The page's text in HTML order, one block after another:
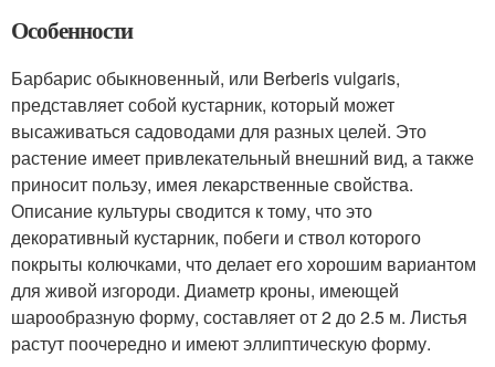
Особенности
Барбарис обыкновенный, или Berberis vulgaris,
представляет собой кустарник, который может
высаживаться садоводами для разных целей. Это
растение имеет привлекательный внешний вид, а также
приносит пользу, имея лекарственные свойства.
Описание культуры сводится к тому, что это
декоративный кустарник, побеги и ствол которого
покрыты колючками, что делает его хорошим вариантом
для живой изгороди. Диаметр кроны, имеющей
шарообразную форму, составляет от 2 до 2.5 м. Листья
растут поочередно и имеют эллиптическую форму.